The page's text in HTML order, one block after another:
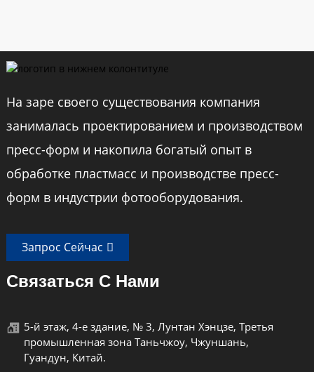
На заре своего существования компания
занималась проектированием и производством
пресс-форм и накопила богатый опыт в
обработке пластмасс и производстве пресс-
форм в индустрии фотооборудования.
Запрос Сейчас
Связаться С Нами
5-й этаж, 4-е здание, № 3, Лунтан Хэнцзе, Третья
промышленная зона Таньчжоу, Чжуншань,
Гуандун, Китай.